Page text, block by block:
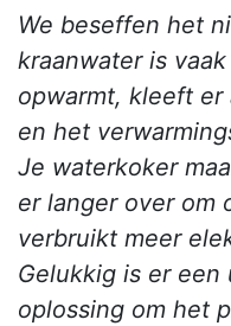
We beseffen het
kraanwater is
opwarmt, kleeft er
en het
Je waterkoker
er langer over om
verbruikt meer
Gelukkig is er
oplossing om het